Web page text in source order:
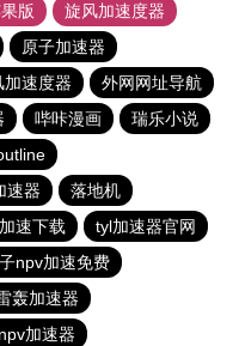
版
旋风加速度器
原子加速器
加速度器
外网网址导航
哔咔漫画
瑞乐小说
速器
落地机
速下载
tyl加速器官网
npv加速免费
轰加速器
加速器